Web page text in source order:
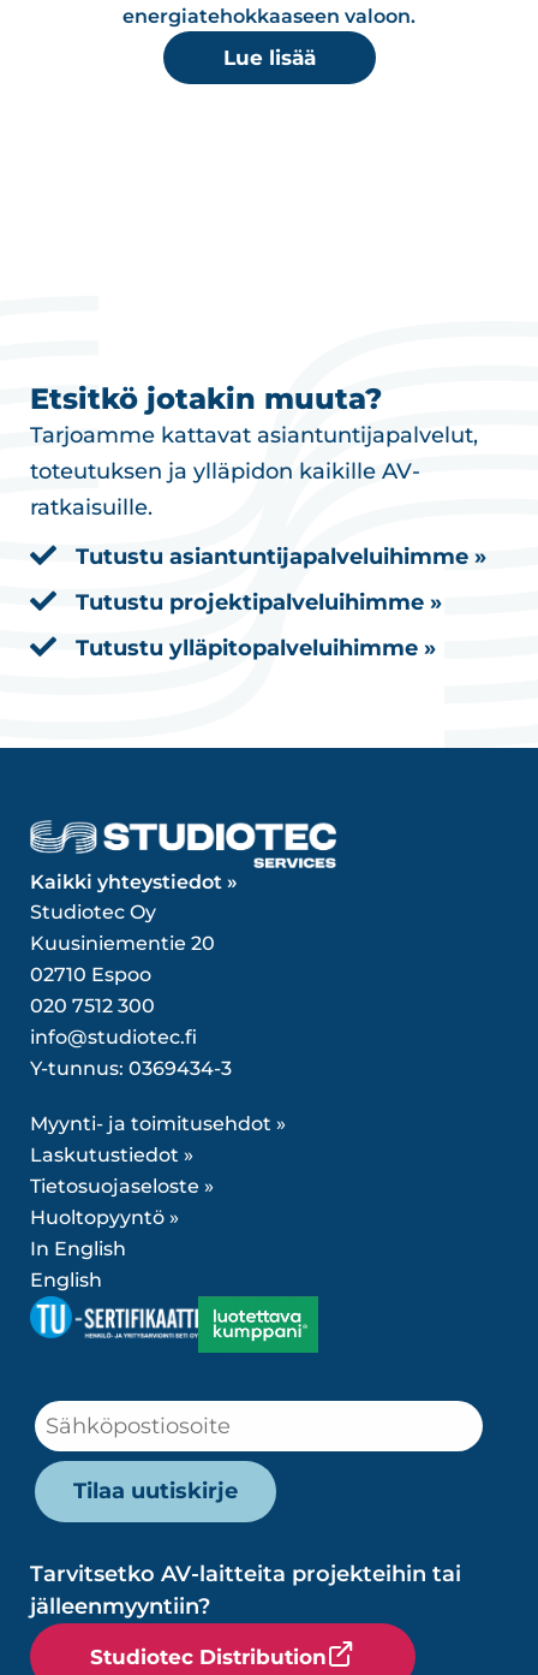
energiatehokkaaseen valoon.
Lue lisää
Etsitkö jotakin muuta?
Tarjoamme kattavat asiantuntijapalvelut,
toteutuksen ja ylläpidon kaikille AV-
ratkaisuille.
Tutustu asiantuntijapalveluihimme »
Tutustu projektipalveluihimme »
Tutustu ylläpitopalveluihimme »
Kaikki yhteystiedot »
Studiotec Oy
Kuusiniementie 20
02710 Espoo
020 7512 300
info@studiotec.fi
Y-tunnus: 0369434-3
Myynti- ja toimitusehdot »
Laskutustiedot »
Tietosuojaseloste »
Huoltopyyntö »
In English
English
Tarvitsetko AV-laitteita projekteihin tai
jälleenmyyntiin?
Studiotec Distribution